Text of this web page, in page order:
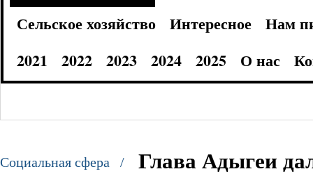
Сельское хозяйство
Интересное
Нам
2021
2022 2023 2024 2025 О нас
Социальная сфера /
Глава Адыгеи